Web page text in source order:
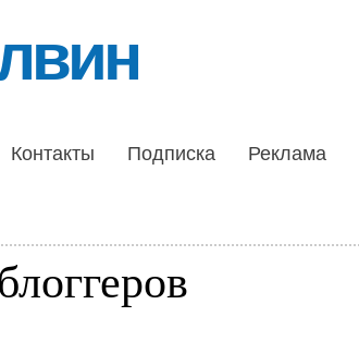
Контакты Подписка Реклама